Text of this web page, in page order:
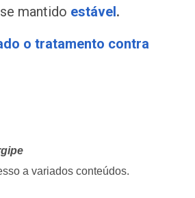
mantido estável.
o tratamento contra
a variados conteúdos.